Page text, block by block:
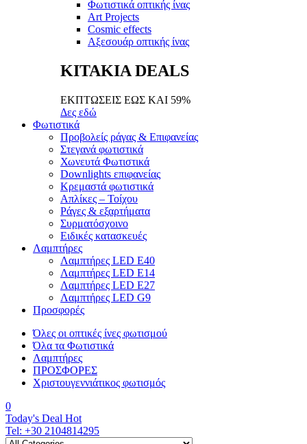
Φωτιστικά οπτικής ίνας
Art Projects
Cosmic effects
Αξεσουάρ οπτικής ίνας
ΚΙΤΑΚΙΑ DEALS
ΕΚΠΤΩΣΕΙΣ ΕΩΣ ΚΑΙ 59%
Δες εδώ
Φωτιστικά
Προβολείς ράγας & Επιφανείας
Στεγανά φωτιστικά
Χωνευτά Φωτιστικά
Downlights επιφανείας
Κρεμαστά φωτιστικά
Απλίκες – Τοίχου
Ράγες & εξαρτήματα
Συρματόσχοινο
Ειδικές κατασκευές
Λαμπτήρες
Λαμπτήρες LED E40
Λαμπτήρες LED E14
Λαμπτήρες LED E27
Λαμπτήρες LED G9
Προσφορές
Όλες οι οπτικές ίνες φωτισμού
Όλα τα Φωτιστικά
Λαμπτήρες
ΠΡΟΣΦΟΡΕΣ
Χριστουγεννιάτικος φωτισμός
0
Today's Deal Hot
Tel: +30 2104814295